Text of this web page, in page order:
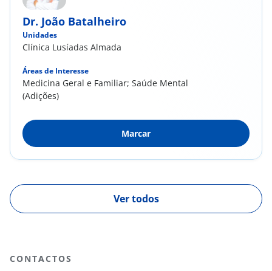
Dr. João Batalheiro
Unidades
Clínica Lusíadas Almada
Áreas de Interesse
Medicina Geral e Familiar; Saúde Mental
(Adições)
Marcar
Ver todos
CONTACTOS